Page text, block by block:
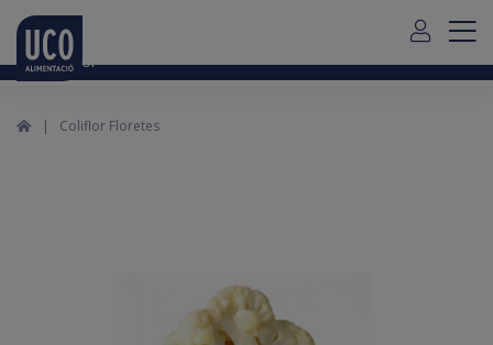
Para envío de pedidos fuera de Mallorca debe contactar con
Español
Coliflor Floretes